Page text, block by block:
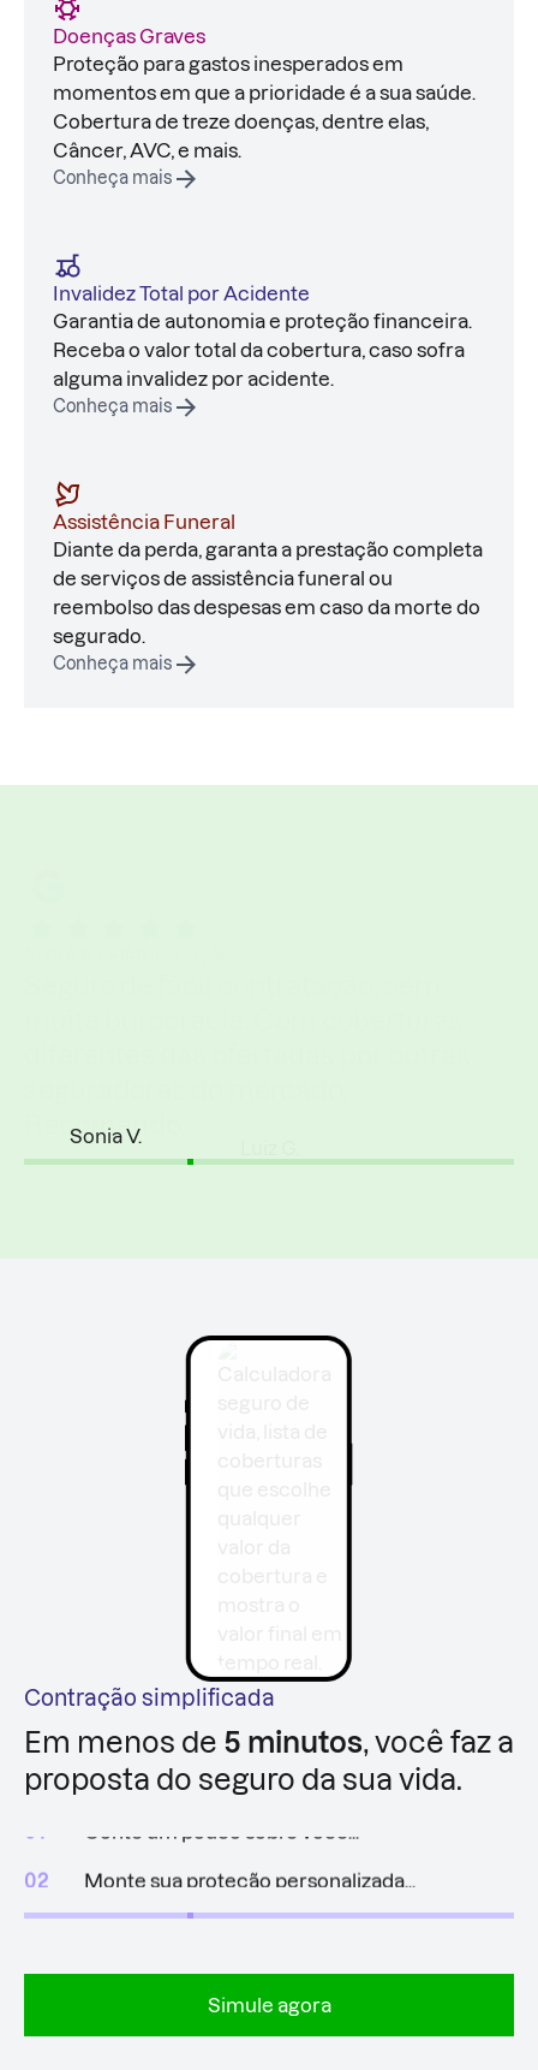
Doenças Graves
Proteção para gastos inesperados em
momentos em que a prioridade é a sua saúde.
Cobertura de treze doenças, dentre elas,
Câncer, AVC, e mais.
Conheça mais
Invalidez Total por Acidente
Garantia de autonomia e proteção financeira.
Receba o valor total da cobertura, caso sofra
alguma invalidez por acidente.
Conheça mais
Assistência Funeral
Diante da perda, garanta a prestação completa
de serviços de assistência funeral ou
reembolso das despesas em caso da morte do
segurado.
Conheça mais
Recomendo.
Contração simplificada
Em menos de 5 minutos, você faz a
proposta do seguro da sua vida.
03 Proteção ativa em até 24h úteis após análise!
Simule agora